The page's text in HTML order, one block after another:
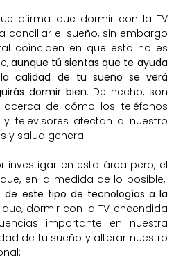
afirma que dormir con la TV
conciliar el sueño, sin embargo
coinciden en que esto no es
aunque tú sientas que te ayuda
calidad de tu sueño se verá
dormir bien. De hecho, son
de cómo los teléfonos
y televisores afectan a nuestro
y salud general.
investigar en esta área pero, el
en la medida de lo posible,
de este tipo de tecnologías a la
que, dormir con la TV encendida
importante en nuestra
de tu sueño y alterar nuestro